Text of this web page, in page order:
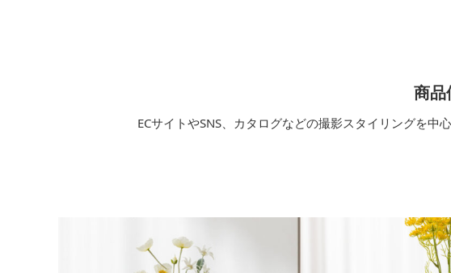
商品
ECサイトやSNS、カタログなどの撮影スタイリングを中